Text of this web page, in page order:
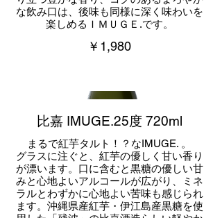
な飲み口は、後味も同様に深く味わいを
楽しめるＩＭＵＧＥ.です。
￥1,980
比嘉 IMUGE.25度 720ml
まるで紅芋タルト！？なIMUGE. 。
グラスに注ぐと、紅芋の優しく甘い香り
が漂います。口に含むと黒糖の優しい甘
みと心地よいアルコールが広がり、ミネ
ラルとわずかに心地よい苦味も感じられ
ます。沖縄県産紅芋・伊江島産黒糖を使